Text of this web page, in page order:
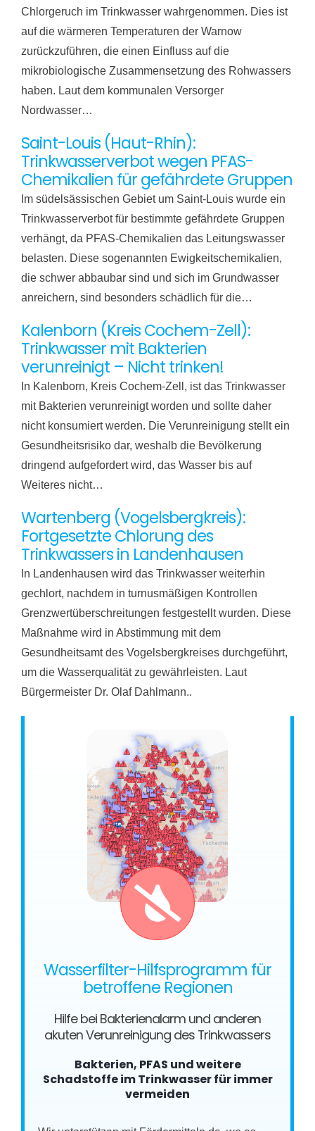
Chlorgeruch im Trinkwasser wahrgenommen. Dies ist
auf die wärmeren Temperaturen der Warnow
zurückzuführen, die einen Einfluss auf die
mikrobiologische Zusammensetzung des Rohwassers
haben. Laut dem kommunalen Versorger
Nordwasser…
Saint-Louis (Haut-Rhin):
Trinkwasserverbot wegen PFAS-
Chemikalien für gefährdete Gruppen
Im südelsässischen Gebiet um Saint-Louis wurde ein
Trinkwasserverbot für bestimmte gefährdete Gruppen
verhängt, da PFAS-Chemikalien das Leitungswasser
belasten. Diese sogenannten Ewigkeitschemikalien,
die schwer abbaubar sind und sich im Grundwasser
anreichern, sind besonders schädlich für die…
Kalenborn (Kreis Cochem-Zell):
Trinkwasser mit Bakterien
verunreinigt – Nicht trinken!
In Kalenborn, Kreis Cochem-Zell, ist das Trinkwasser
mit Bakterien verunreinigt worden und sollte daher
nicht konsumiert werden. Die Verunreinigung stellt ein
Gesundheitsrisiko dar, weshalb die Bevölkerung
dringend aufgefordert wird, das Wasser bis auf
Weiteres nicht…
Wartenberg (Vogelsbergkreis):
Fortgesetzte Chlorung des
Trinkwassers in Landenhausen
In Landenhausen wird das Trinkwasser weiterhin
gechlort, nachdem in turnusmäßigen Kontrollen
Grenzwertüberschreitungen festgestellt wurden. Diese
Maßnahme wird in Abstimmung mit dem
Gesundheitsamt des Vogelsbergkreises durchgeführt,
um die Wasserqualität zu gewährleisten. Laut
Bürgermeister Dr. Olaf Dahlmann..
Wasserfilter-Hilfsprogramm für
betroffene Regionen
Hilfe bei Bakterienalarm und anderen
akuten Verunreinigung des Trinkwassers
Bakterien, PFAS und weitere
Schadstoffe im Trinkwasser für immer
vermeiden